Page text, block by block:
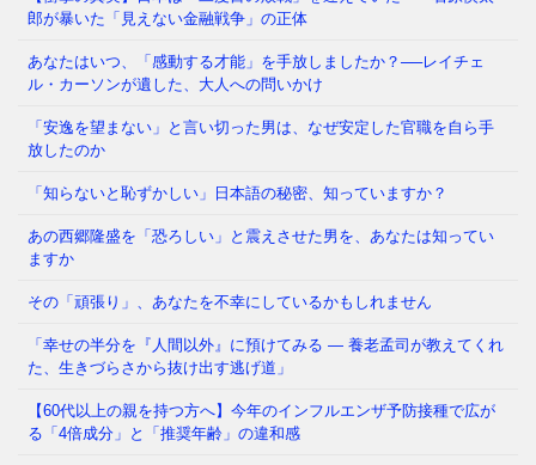
てしまう——そんな経験、⇒ 続きを読む
は、いったい何だと思いますか？ 生まれ持った性格
「当たり前」でした。鍵を⇒ 続きを読む
郎が暴いた「見えない金融戦争」の正体
あなたはいつ、「感動する才能」を手放しましたか？──レイチェ
ル・カーソンが遺した、大人への問いかけ
「安逸を望まない」と言い切った男は、なぜ安定した官職を自ら手
放したのか
「知らないと恥ずかしい」日本語の秘密、知っていますか？
あの西郷隆盛を「恐ろしい」と震えさせた男を、あなたは知ってい
ますか
その「頑張り」、あなたを不幸にしているかもしれません
「幸せの半分を『人間以外』に預けてみる ― 養老孟司が教えてくれ
た、生きづらさから抜け出す逃げ道」
【60代以上の親を持つ方へ】今年のインフルエンザ予防接種で広が
る「4倍成分」と「推奨年齢」の違和感